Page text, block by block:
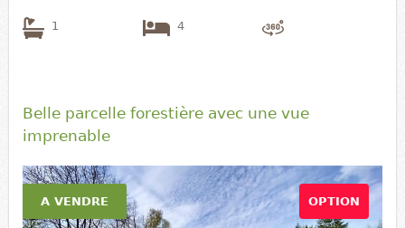
1 4
Belle parcelle forestière avec une vue
imprenable
A VENDRE OPTION